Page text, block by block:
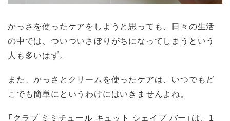
かっさを使ったケアをしようと思っても、日々の生活
の中では、ついついさぼりがちになってしまうという
人も多いはず。
また、かっさとクリームを使ったケアは、いつでもど
こでも簡単にというわけにはいきませんよね。
「クラブ ミミチュール キュット シェイプ バー」は、1